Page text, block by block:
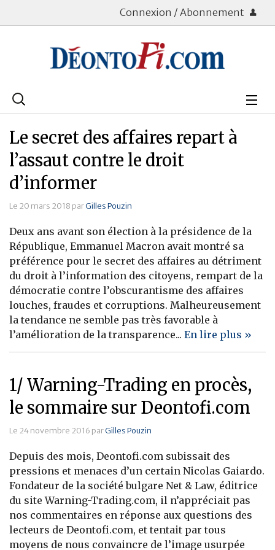
Connexion / Abonnement
Rechercher
Bourse
Placements
Assurance Vie
Patrimoine
Immobilier
Banque
Le secret des affaires repart à
l’assaut contre le droit
d’informer
Le 20 mars 2018 parGilles Pouzin
Deux ans avant son élection à la présidence de la
République, Emmanuel Macron avait montré sa
préférence pour le secret des affaires au détriment
du droit à l’information des citoyens, rempart de la
démocratie contre l’obscurantisme des affaires
louches, fraudes et corruptions. Malheureusement
la tendance ne semble pas très favorable à
l’amélioration de la transparence... En lire plus »
1/ Warning-Trading en procès,
le sommaire sur Deontofi.com
Le 24 novembre 2016 parGilles Pouzin
Depuis des mois, Deontofi.com subissait des
pressions et menaces d’un certain Nicolas Gaiardo.
Fondateur de la société bulgare Net & Law, éditrice
du site Warning-Trading.com, il n’appréciait pas
nos commentaires en réponse aux questions des
lecteurs de Deontofi.com, et tentait par tous
moyens de nous convaincre de l’image usurpée